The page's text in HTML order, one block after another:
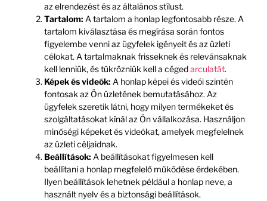
az elrendezést és az általános stílust.
Tartalom: A tartalom a honlap legfontosabb része. A
tartalom kiválasztása és megírása során fontos
figyelembe venni az ügyfelek igényeit és az üzleti
célokat. A tartalmaknak frisseknek és relevánsaknak
kell lenniük, és tükrözniük kell a cégedarculatát.
Képek és videók: A honlap képei és videói szintén
fontosak az Ön üzletének bemutatásához. Az
ügyfelek szeretik látni, hogy milyen termékeket és
szolgáltatásokat kínál az Ön vállalkozása. Használjon
minőségi képeket és videókat, amelyek megfelelnek
az üzleti céljaidnak.
Beállítások: A beállításokat figyelmesen kell
beállítani a honlap megfelelő működése érdekében.
Ilyen beállítások lehetnek például a honlap neve, a
használt nyelv és a biztonsági beállítások.